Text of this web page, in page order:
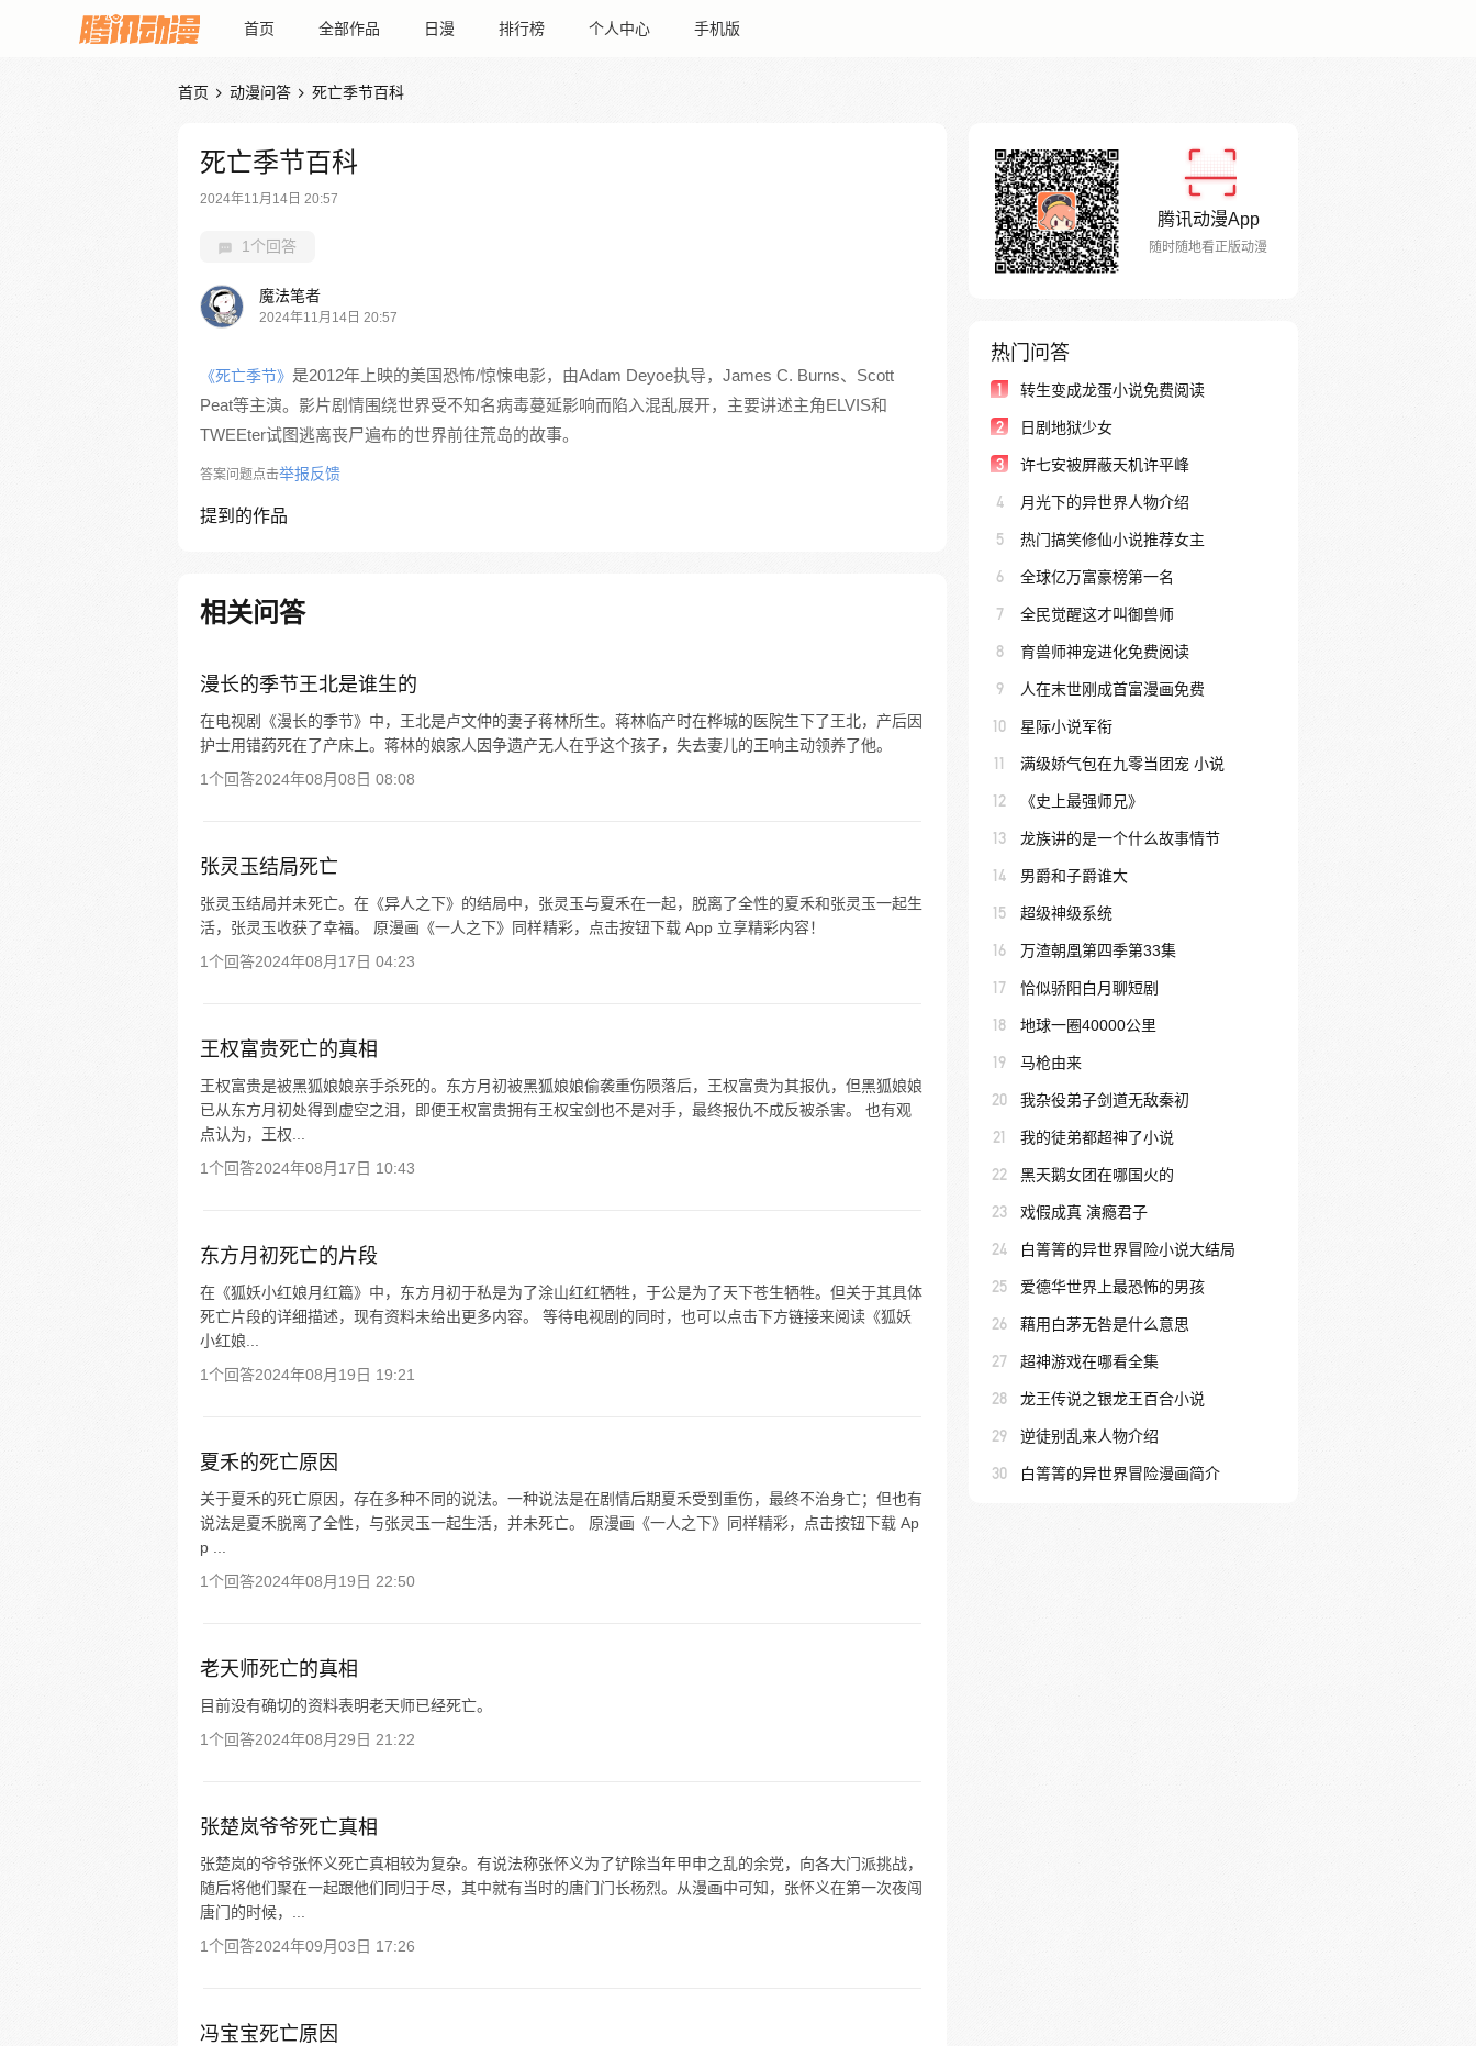
首页 全部作品 日漫 排行榜 个人中心 手机版
首页  动漫问答  死亡季节百科
死亡季节百科
2024年11月14日 20:57
1个回答
魔法笔者
2024年11月14日 20:57
《死亡季节》 是2012年上映的美国恐怖/惊悚电影，由Adam Deyoe执导，James C. Burns、Scott
Peat等主演。影片剧情围绕世界受不知名病毒蔓延影响而陷入混乱展开，主要讲述主角ELVIS和
TWEEter试图逃离丧尸遍布的世界前往荒岛的故事。
答案问题点击举报反馈
提到的作品
相关问答
漫长的季节王北是谁生的
在电视剧《漫长的季节》中，王北是卢文仲的妻子蒋林所生。蒋林临产时在桦城的医院生下了王北，产后因
护士用错药死在了产床上。蒋林的娘家人因争遗产无人在乎这个孩子，失去妻儿的王响主动领养了他。
1个回答2024年08月08日 08:08
张灵玉结局死亡
张灵玉结局并未死亡。在《异人之下》的结局中，张灵玉与夏禾在一起，脱离了全性的夏禾和张灵玉一起生
活，张灵玉收获了幸福。 原漫画《一人之下》同样精彩，点击按钮下载 App 立享精彩内容！
1个回答2024年08月17日 04:23
王权富贵死亡的真相
王权富贵是被黑狐娘娘亲手杀死的。东方月初被黑狐娘娘偷袭重伤陨落后，王权富贵为其报仇，但黑狐娘娘
已从东方月初处得到虚空之泪，即便王权富贵拥有王权宝剑也不是对手，最终报仇不成反被杀害。 也有观
点认为，王权...
1个回答2024年08月17日 10:43
东方月初死亡的片段
在《狐妖小红娘月红篇》中，东方月初于私是为了涂山红红牺牲，于公是为了天下苍生牺牲。但关于其具体
死亡片段的详细描述，现有资料未给出更多内容。 等待电视剧的同时，也可以点击下方链接来阅读《狐妖
小红娘...
1个回答2024年08月19日 19:21
夏禾的死亡原因
关于夏禾的死亡原因，存在多种不同的说法。一种说法是在剧情后期夏禾受到重伤，最终不治身亡；但也有
说法是夏禾脱离了全性，与张灵玉一起生活，并未死亡。 原漫画《一人之下》同样精彩，点击按钮下载 Ap
p ...
1个回答2024年08月19日 22:50
老天师死亡的真相
目前没有确切的资料表明老天师已经死亡。
1个回答2024年08月29日 21:22
张楚岚爷爷死亡真相
张楚岚的爷爷张怀义死亡真相较为复杂。有说法称张怀义为了铲除当年甲申之乱的余党，向各大门派挑战，
随后将他们聚在一起跟他们同归于尽，其中就有当时的唐门门长杨烈。从漫画中可知，张怀义在第一次夜闯
唐门的时候，...
1个回答2024年09月03日 17:26
冯宝宝死亡原因
腾讯动漫App
随时随地看正版动漫
热门问答
1 转生变成龙蛋小说免费阅读
2 日剧地狱少女
3 许七安被屏蔽天机许平峰
4 月光下的异世界人物介绍
5 热门搞笑修仙小说推荐女主
6 全球亿万富豪榜第一名
7 全民觉醒这才叫御兽师
8 育兽师神宠进化免费阅读
9 人在末世刚成首富漫画免费
10 星际小说军衔
11 满级娇气包在九零当团宠 小说
12 《史上最强师兄》
13 龙族讲的是一个什么故事情节
14 男爵和子爵谁大
15 超级神级系统
16 万渣朝凰第四季第33集
17 恰似骄阳白月聊短剧
18 地球一圈40000公里
19 马枪由来
20 我杂役弟子剑道无敌秦初
21 我的徒弟都超神了小说
22 黑天鹅女团在哪国火的
23 戏假成真 演瘾君子
24 白箐箐的异世界冒险小说大结局
25 爱德华世界上最恐怖的男孩
26 藉用白茅无咎是什么意思
27 超神游戏在哪看全集
28 龙王传说之银龙王百合小说
29 逆徒别乱来人物介绍
30 白箐箐的异世界冒险漫画简介